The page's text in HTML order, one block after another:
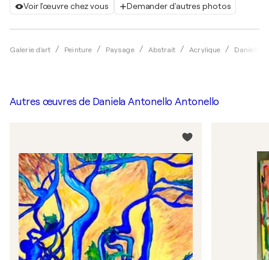
Voir l'œuvre chez vous Demander d'autres photos
Galerie d'art Peinture Paysage Abstrait Acrylique Daniela
Autres œuvres de Daniela Antonello Antonello